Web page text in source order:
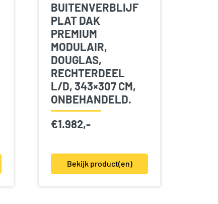
BUITENVERBLIJF
PLAT DAK
PREMIUM
MODULAIR,
DOUGLAS,
RECHTERDEEL
L/D, 343×307 CM,
ONBEHANDELD.
€1.982,-
Bekijk product(en)